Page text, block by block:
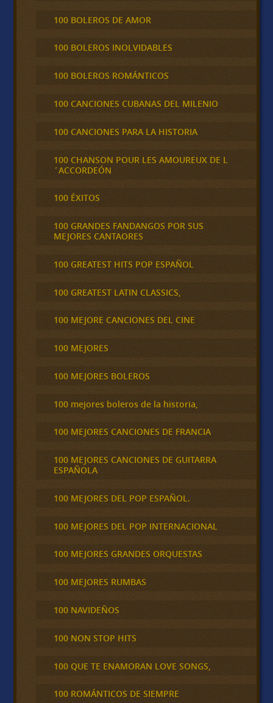
100 BOLEROS DE AMOR
100 BOLEROS INOLVIDABLES
100 BOLEROS ROMÁNTICOS
100 CANCIONES CUBANAS DEL MILENIO
100 CANCIONES PARA LA HISTORIA
100 CHANSON POUR LES AMOUREUX DE L
´ACCORDEÓN
100 ÉXITOS
100 GRANDES FANDANGOS POR SUS
MEJORES CANTAORES
100 GREATEST HITS POP ESPAÑOL
100 GREATEST LATIN CLASSICS,
100 MEJORE CANCIONES DEL CINE
100 MEJORES
100 MEJORES BOLEROS
100 mejores boleros de la historia,
100 MEJORES CANCIONES DE FRANCIA
100 MEJORES CANCIONES DE GUITARRA
ESPAÑOLA
100 MEJORES DEL POP ESPAÑOL.
100 MEJORES DEL POP INTERNACIONAL
100 MEJORES GRANDES ORQUESTAS
100 MEJORES RUMBAS
100 NAVIDEÑOS
100 NON STOP HITS
100 QUE TE ENAMORAN LOVE SONGS,
100 ROMÁNTICOS DE SIEMPRE